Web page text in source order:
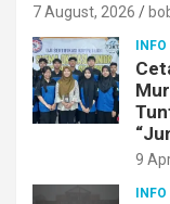
7 August, 2026
INFO
9
INFO